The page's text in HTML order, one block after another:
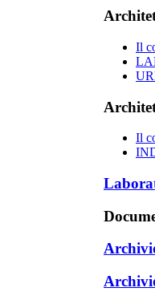
Il
Il